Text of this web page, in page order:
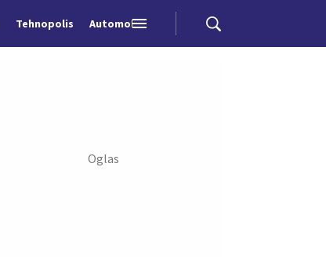
Tehnopolis Automobili